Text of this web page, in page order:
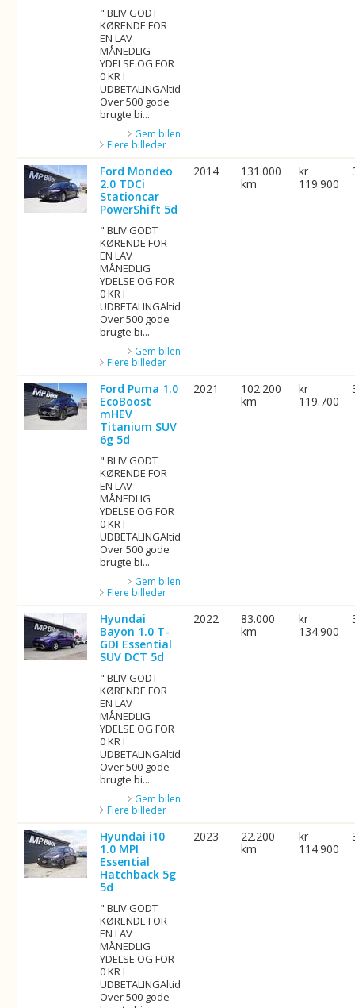
" BLIV GODT
KØRENDE FOR
EN LAV
MÅNEDLIG
YDELSE OG FOR
0 KR I
UDBETALINGAltid
Over 500 gode
brugte bi...
Gem bilen
Flere billeder
Ford Mondeo
2.0 TDCi
Stationcar
PowerShift 5d
" BLIV GODT
KØRENDE FOR
EN LAV
MÅNEDLIG
YDELSE OG FOR
0 KR I
UDBETALINGAltid
Over 500 gode
brugte bi...
Gem bilen
Flere billeder
2014
131.000
km
kr
119.900
Ford Puma 1.0
EcoBoost
mHEV
Titanium SUV
6g 5d
" BLIV GODT
KØRENDE FOR
EN LAV
MÅNEDLIG
YDELSE OG FOR
0 KR I
UDBETALINGAltid
Over 500 gode
brugte bi...
Gem bilen
Flere billeder
2021
102.200
km
kr
119.700
Hyundai
Bayon 1.0 T-
GDI Essential
SUV DCT 5d
" BLIV GODT
KØRENDE FOR
EN LAV
MÅNEDLIG
YDELSE OG FOR
0 KR I
UDBETALINGAltid
Over 500 gode
brugte bi...
Gem bilen
Flere billeder
2022
83.000
km
kr
134.900
Hyundai i10
1.0 MPI
Essential
Hatchback 5g
5d
" BLIV GODT
KØRENDE FOR
EN LAV
MÅNEDLIG
YDELSE OG FOR
0 KR I
UDBETALINGAltid
Over 500 gode
2023
22.200
km
kr
114.900